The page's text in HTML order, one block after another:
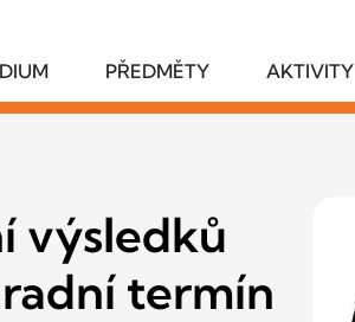
PŘEDMĚTY AKTIVITY
výsledků
termín